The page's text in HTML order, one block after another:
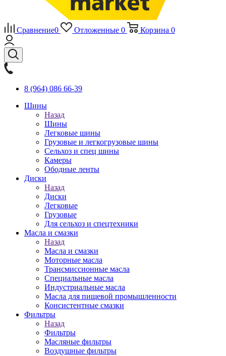
Сравнение0 Отложенные 0 Корзина 0
8 (964) 086 66-39
Шины
Назад
Шины
Легковые шины
Грузовые и легкогрузовые шины
Сельхоз и спец шины
Камеры
Ободные ленты
Диски
Назад
Диски
Легковые
Грузовые
Для сельхоз и спецтехники
Масла и смазки
Назад
Масла и смазки
Моторные масла
Трансмиссионные масла
Специальные масла
Индустриальные масла
Масла для пищевой промышленности
Консистентные смазки
Фильтры
Назад
Фильтры
Масляные фильтры
Воздушные фильтры